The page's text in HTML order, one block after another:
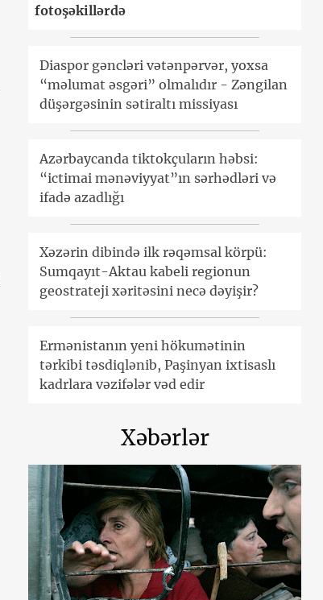
fotoşəkillərdə
Diaspor gəncləri vətənpərvər, yoxsa
“məlumat əsgəri” olmalıdır - Zəngilan
düşərgəsinin sətiraltı missiyası
Azərbaycanda tiktokçuların həbsi:
“ictimai mənəviyyat”ın sərhədləri və
ifadə azadlığı
Xəzərin dibində ilk rəqəmsal körpü:
Sumqayıt-Aktau kabeli regionun
geostrateji xəritəsini necə dəyişir?
Ermənistanın yeni hökumətinin
tərkibi təsdiqlənib, Paşinyan ixtisaslı
kadrlara vəzifələr vəd edir
Xəbərlər